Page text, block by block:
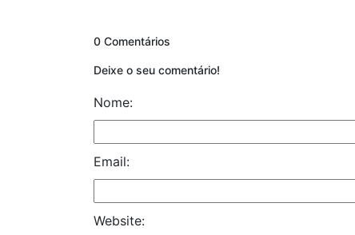
0 Comentários
Deixe o seu comentário!
Nome:
Email:
Website: